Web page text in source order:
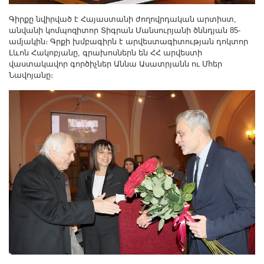
Ученые диаспоры
Трибуна молодого ученого
Наши заслуженные деятели
Объявления
Карта сайта
Գիրքը նվիրված է Հայաստանի ժողովրդական արտիստ,
անվանի կոմպոզիտոր Տիգրան Մանսուրյանի ծննդյան 85-
ամյակին։ Գրքի խմբագիրն է արվեստագիտության դոկտոր
Լևոն Հակոբյանը, գրախոսներն են ՀՀ արվեստի
վաստակավոր գործիչներ Աննա Ասատրյանն ու Մհեր
Նավոյանը։